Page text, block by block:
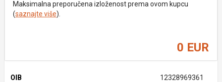
Maksimalna preporučena izloženost prema ovom kupcu
(saznajte više).
0 EUR
OIB 12328969361